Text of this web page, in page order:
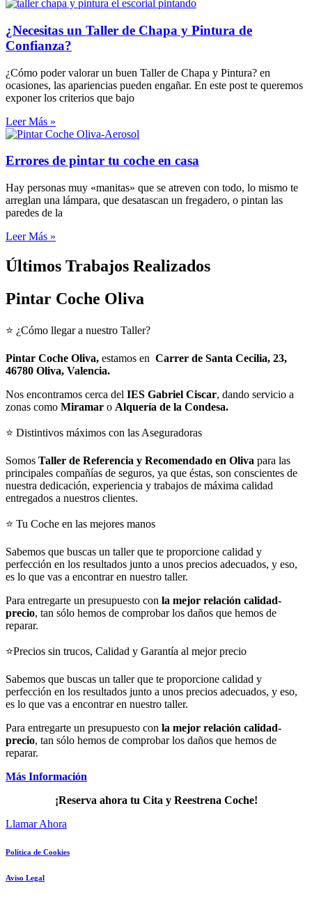
¿Necesitas un Taller de Chapa y Pintura de
Confianza?
¿Cómo poder valorar un buen Taller de Chapa y Pintura? en
ocasiones, las apariencias pueden engañar. En este post te queremos
exponer los criterios que bajo
Leer Más »
Errores de pintar tu coche en casa
Hay personas muy «manitas» que se atreven con todo, lo mismo te
arreglan una lámpara, que desatascan un fregadero, o pintan las
paredes de la
Leer Más »
Últimos Trabajos Realizados
Pintar Coche Oliva
⭐ ¿Cómo llegar a nuestro Taller?
Pintar Coche Oliva, estamos en Carrer de Santa Cecilia, 23,
46780 Oliva, Valencia.
Nos encontramos cerca del IES Gabriel Ciscar, dando servicio a
zonas como Miramar o Alquería de la Condesa.
⭐ Distintivos máximos con las Aseguradoras
Somos Taller de Referencia y Recomendado en Oliva para las
principales compañías de seguros, ya que éstas, son conscientes de
nuestra dedicación, experiencia y trabajos de máxima calidad
entregados a nuestros clientes.
⭐ Tu Coche en las mejores manos
Sabemos que buscas un taller que te proporcione calidad y
perfección en los resultados junto a unos precios adecuados, y eso,
es lo que vas a encontrar en nuestro taller.
Para entregarte un presupuesto con la mejor relación calidad-
precio, tan sólo hemos de comprobar los daños que hemos de
reparar.
⭐Precios sin trucos, Calidad y Garantía al mejor precio
Sabemos que buscas un taller que te proporcione calidad y
perfección en los resultados junto a unos precios adecuados, y eso,
es lo que vas a encontrar en nuestro taller.
Para entregarte un presupuesto con la mejor relación calidad-
precio, tan sólo hemos de comprobar los daños que hemos de
reparar.
Más Información
¡Reserva ahora tu Cita y Reestrena Coche!
Llamar Ahora
Política de Cookies
Aviso Legal